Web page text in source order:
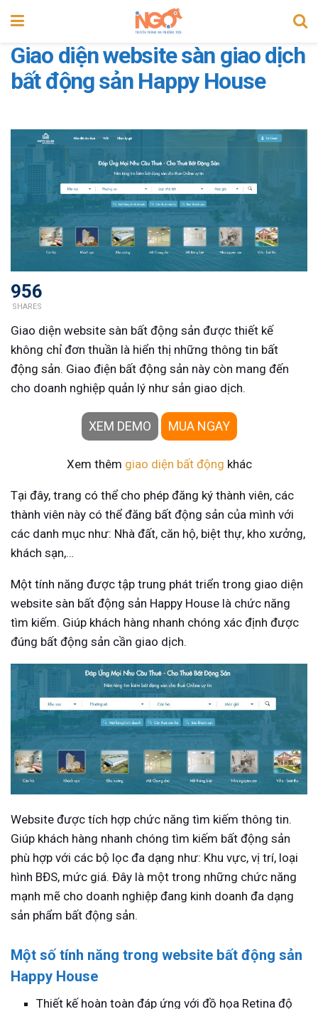
Giao diện website sàn giao dịch
bất động sản Happy House
956
SHARES
Giao diện website sàn bất động sản được thiết kế
không chỉ đơn thuần là hiển thị những thông tin bất
động sản. Giao điện bất động sản này còn mang đến
cho doanh nghiệp quản lý như sản giao dịch.
XEM DEMO MUA NGAY
Xem thêm giao diện bất động khác
Tại đây, trang có thể cho phép đăng ký thành viên, các
thành viên này có thể đăng bất động sản của mình với
các danh mục như: Nhà đất, căn hộ, biệt thự, kho xưởng,
khách sạn,…
Một tính năng được tập trung phát triển trong giao diện
website sàn bất động sản Happy House là chức năng
tìm kiếm. Giúp khách hàng nhanh chóng xác định được
đúng bất động sản cần giao dịch.
Website được tích hợp chức năng tìm kiếm thông tin.
Giúp khách hàng nhanh chóng tìm kiếm bất động sản
phù hợp với các bộ lọc đa dạng như: Khu vực, vị trí, loại
hình BĐS, mức giá. Đây là một trong những chức năng
mạnh mẽ cho doanh nghiệp đang kinh doanh đa dạng
sản phẩm bất động sản.
Một số tính năng trong website bất động sản
Happy House
Thiết kế hoàn toàn đáp ứng với đồ họa Retina độ